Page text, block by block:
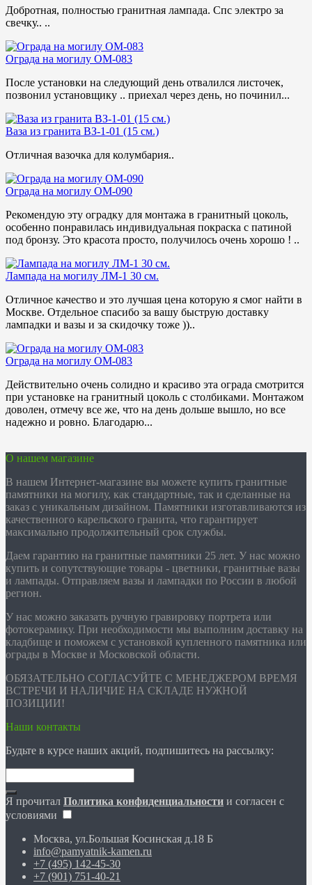
Добротная, полностью гранитная лампада. Спс электро за
свечку.. ..
Ограда на могилу ОМ-083
После установки на следующий день отвалился листочек,
позвонил установщику .. приехал через день, но починил...
Ваза из гранита ВЗ-1-01 (15 см.)
Отличная вазочка для колумбария..
Ограда на могилу ОМ-090
Рекомендую эту оградку для монтажа в гранитный цоколь,
особенно понравилась индивидуальная покраска с патиной
под бронзу. Это красота просто, получилось очень хорошо ! ..
Лампада на могилу ЛМ-1 30 см.
Отличное качество и это лучшая цена которую я смог найти в
Москве. Отдельное спасибо за вашу быструю доставку
лампадки и вазы и за скидочку тоже ))..
Ограда на могилу ОМ-083
Действительно очень солидно и красиво эта ограда смотрится
при установке на гранитный цоколь с столбиками. Монтажом
доволен, отмечу все же, что на день дольше вышло, но все
надежно и ровно. Благодарю...
О нашем магазине
В нашем Интернет-магазине вы можете купить гранитные
памятники на могилу, как стандартные, так и сделанные на
заказ с уникальным дизайном. Памятники изготавливаются из
качественного карельского гранита, что гарантирует
максимально продолжительный срок службы.
Даем гарантию на гранитные памятники 25 лет. У нас можно
купить и сопутствующие товары - цветники, гранитные вазы
и лампады. Отправляем вазы и лампадки по России в любой
регион.
У нас можно заказать ручную гравировку портрета или
фотокерамику. При необходимости мы выполним доставку на
кладбище и поможем с установкой купленного памятника или
ограды в Москве и Московской области.
ОБЯЗАТЕЛЬНО СОГЛАСУЙТЕ С МЕНЕДЖЕРОМ ВРЕМЯ
ВСТРЕЧИ И НАЛИЧИЕ НА СКЛАДЕ НУЖНОЙ
ПОЗИЦИИ!
Наши контакты
Будьте в курсе наших акций, подпишитесь на рассылку:
Я прочитал Политика конфиденциальности и согласен с
условиями
Москва, ул.Большая Косинская д.18 Б
info@pamyatnik-kamen.ru
+7 (495) 142-45-30
+7 (901) 751-40-21